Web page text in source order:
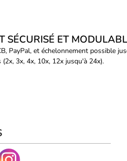
SÉCURISÉ ET
PayPal, et échelonnement possible
(2x, 3x, 4x, 10x, 12x jusqu'à 24x).